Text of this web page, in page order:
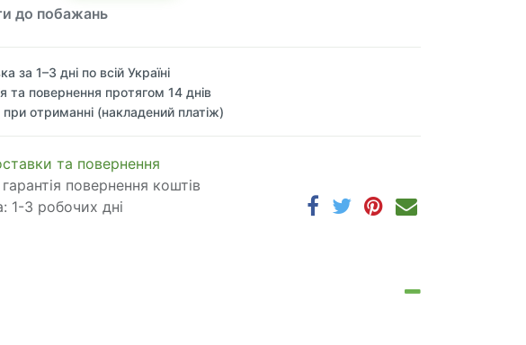
до побажань
за 1–3 дні по всій Україні
та повернення протягом 14 днів
отриманні (накладений платіж)
​т​а​ по​в​е​р​н​е​н​н​я
повернення коштів
1-3 робочих дні